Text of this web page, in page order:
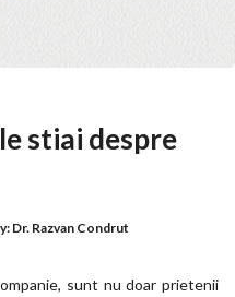
stiai despre
Dr. Razvan Condrut
sunt nu doar prietenii